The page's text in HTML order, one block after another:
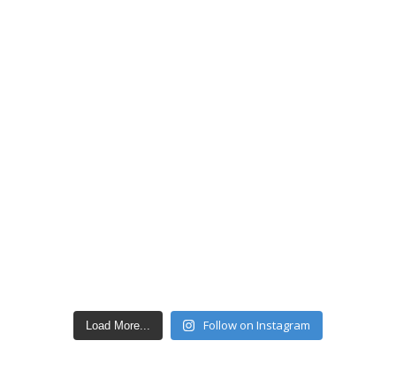
Load More... Follow on Instagram